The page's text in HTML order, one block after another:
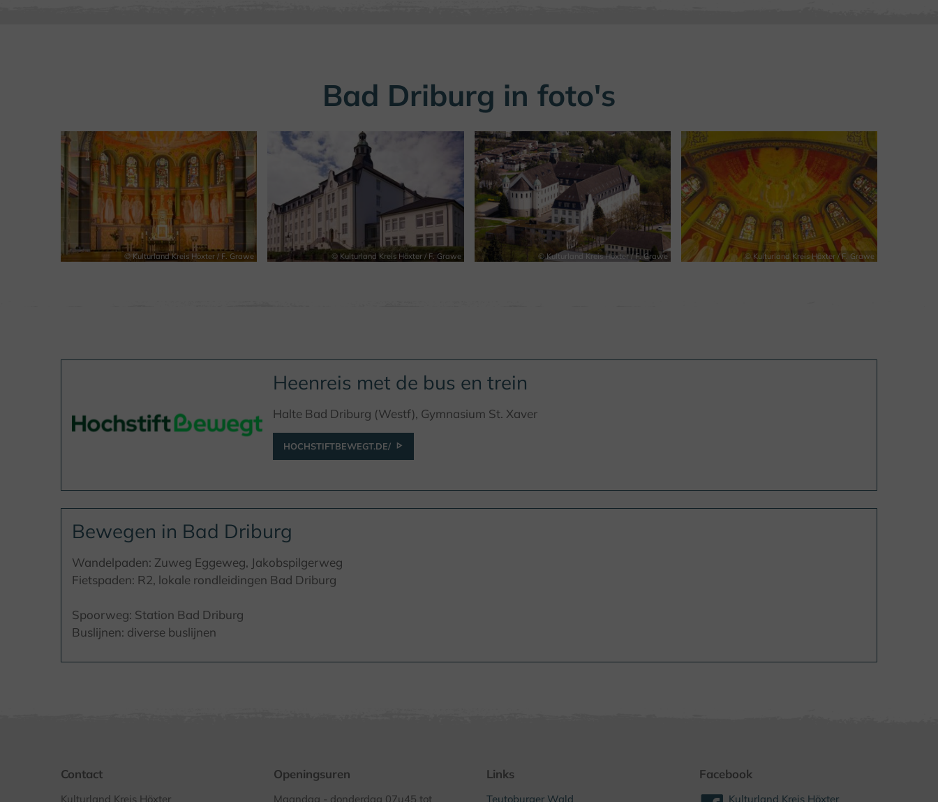
Bad Driburg in foto's
© Kulturland Kreis Höxter / F. Grawe © Kulturland Kreis Höxter / F. Grawe © Kulturland Kreis Höxter / F. Grawe © Kulturland Kreis Höxter / F. Grawe
Heenreis met de bus en trein
Halte Bad Driburg (Westf), Gymnasium St. Xaver
HOCHSTIFTBEWEGT.DE/
Bewegen in Bad Driburg
Wandelpaden: Zuweg Eggeweg, Jakobspilgerweg
Fietspaden: R2, lokale rondleidingen Bad Driburg
Spoorweg: Station Bad Driburg
Buslijnen: diverse buslijnen
Contact
Kulturland Kreis Höxter
Openingsuren
Maandag - donderdag 07u45 tot
Links
Teutoburger Wald
Facebook
Kulturland Kreis Höxter